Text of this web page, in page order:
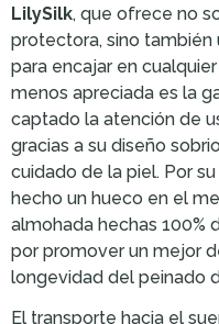
LilySilk, que ofrece no
protectora, sino también
para encajar en
menos apreciada es la
captado la atención de
gracias a su diseño
cuidado de la piel. Por
hecho un hueco en el
almohada hechas 100%
por promover un mejor
longevidad del peinado
El transporte hacia el